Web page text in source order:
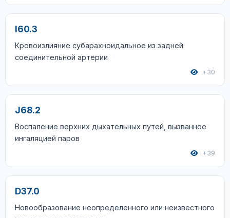
I60.3
Кровоизлияние субарахноидальное из задней
соединительной артерии
+30
J68.2
Воспаление верхних дыхательных путей, вызванное
ингаляцией паров
+39
D37.0
Новообразование неопределенного или неизвестного